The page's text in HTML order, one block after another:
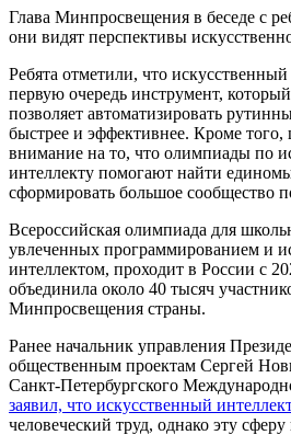
Глава Минпросвещения в беседе с
они видят перспективы
Ребята отметили, что
первую очередь инструмент,
позволяет автоматизировать
быстрее и эффективнее. Кроме
внимание на то, что олимпиады по
интеллекту помогают найти
сформировать большое сообщество
Всероссийская олимпиада для
увлеченных программированием и
интеллектом, проходит в России с
объединила около 40 тысяч
Минпросвещения страны.
Ранее начальник управления
общественным проектам Сергей
Санкт-Петербургского
заявил, что искусственный
человеческий труд, однако эту